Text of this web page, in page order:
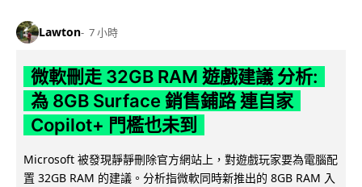
Lawton 7 小時
微軟刪走 32GB RAM 遊戲建議 分析:
為 8GB Surface 銷售鋪路 連自家
Copilot+ 門檻也未到
Microsoft 被發現靜靜刪除官方網站上，對遊戲玩家要為電腦配
置 32GB RAM 的建議。分析指微軟同時新推出的 8GB RAM 入